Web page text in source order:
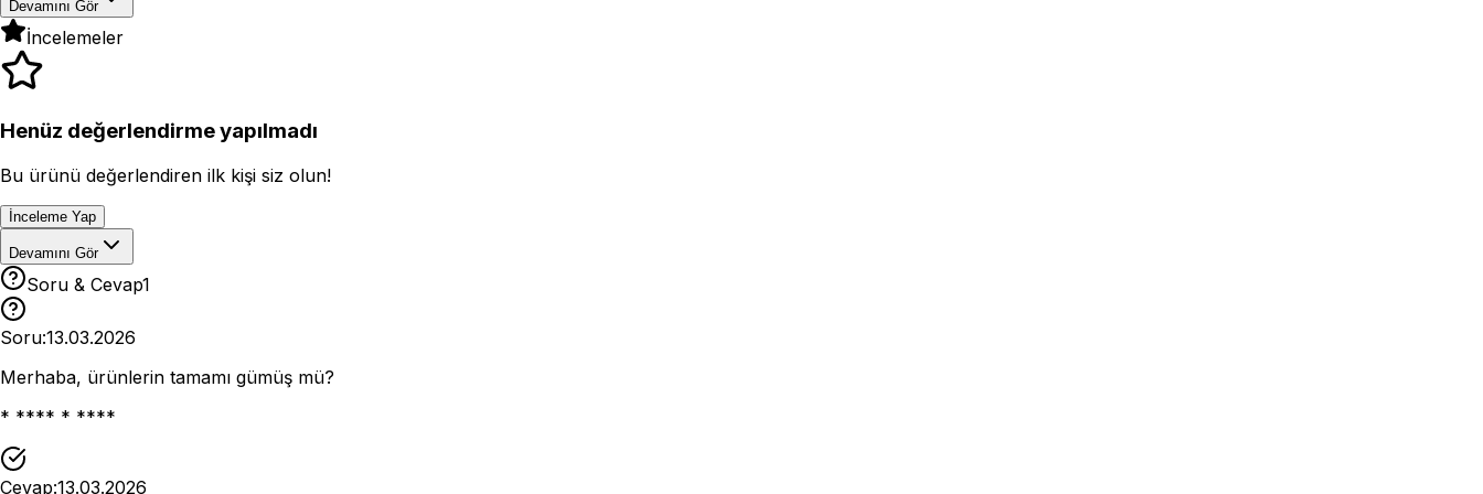
Devamını Gör
İncelemeler
Henüz değerlendirme yapılmadı
Bu ürünü değerlendiren ilk kişi siz olun!
İnceleme Yap
Devamını Gör
Soru & Cevap1
Soru:13.03.2026
Merhaba, ürünlerin tamamı gümüş mü?
* **** * ****
Cevap:13.03.2026